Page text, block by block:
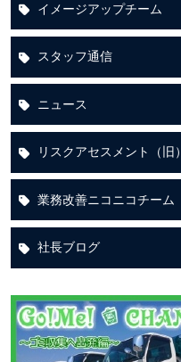
イメージアップチーム
スタッフ通信
ニュース
リスクアセスメント（旧）
業務改善ニコニコチーム
社長ブログ